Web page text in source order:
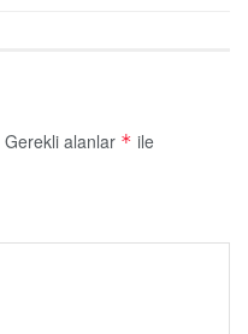
Gerekli alanlar * ile